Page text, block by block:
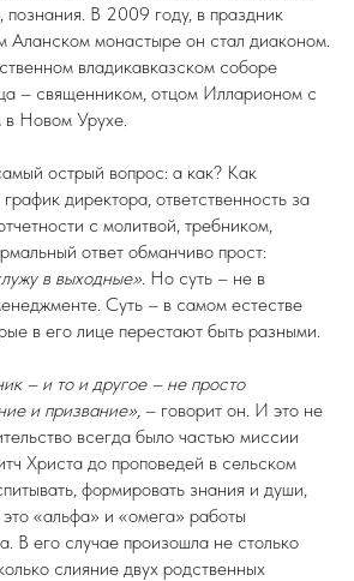
познания. В 2009 году, в праздник
Аланском монастыре он стал диаконом.
владикавказском соборе
– священником, отцом Илларионом с
в Новом Урухе.
острый вопрос: а как? Как
директора, ответственность за
с молитвой, требником,
ответ обманчиво прост:
в выходные». Но суть – не в
Суть – в самом естестве
в его лице перестают быть разными.
– и то и другое – не просто
и призвание», – говорит он. И это не
всегда было частью миссии
Христа до проповедей в сельском
формировать знания и души,
«альфа» и «омега» работы
В его случае произошла не столько
слияние двух родственных